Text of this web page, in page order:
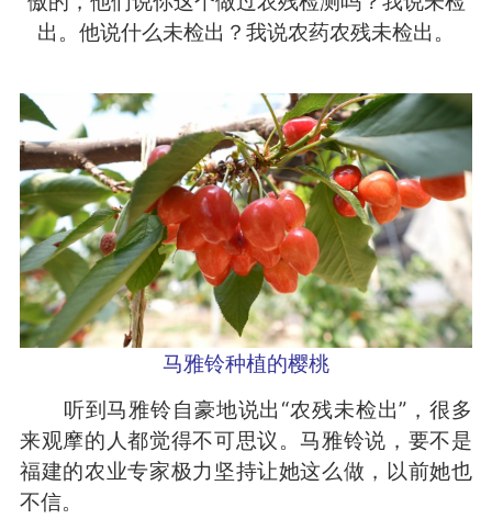
出。他说什么未检出？我说农药农残未检出。
马雅铃种植的樱桃
听到马雅铃自豪地说出“农残未检出”，很多
来观摩的人都觉得不可思议。马雅铃说，要不是
福建的农业专家极力坚持让她这么做，以前她也
不信。